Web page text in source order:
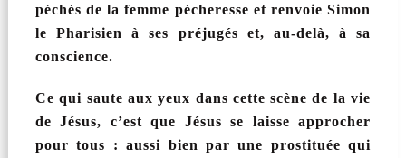
péchés de la femme pécheresse et renvoie Simon
le Pharisien à ses préjugés et, au-delà, à sa
conscience.
Ce qui saute aux yeux dans cette scène de la vie
de Jésus, c’est que Jésus se laisse approcher
pour tous : aussi bien par une prostituée qui